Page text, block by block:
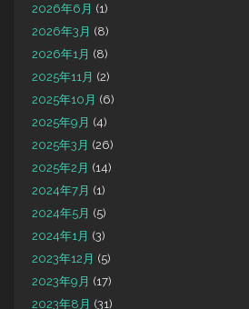
2026年6月 (1)
2026年3月 (8)
2026年1月 (8)
2025年11月 (2)
2025年10月 (6)
2025年9月 (4)
2025年3月 (26)
2025年2月 (14)
2024年7月 (1)
2024年5月 (5)
2024年1月 (3)
2023年12月 (5)
2023年9月 (17)
2023年8月 (31)